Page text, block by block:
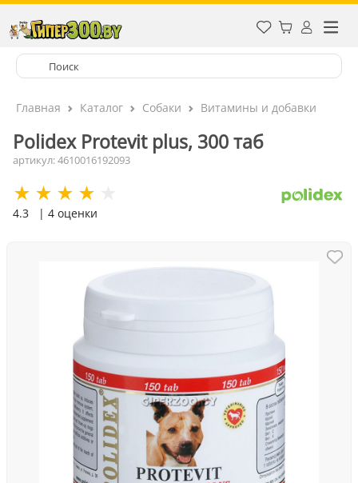
Главная Каталог Собаки Витамины и добавки
Polidex Protevit plus, 300 таб
артикул: 4610016192093
4.3 | 4 оценки